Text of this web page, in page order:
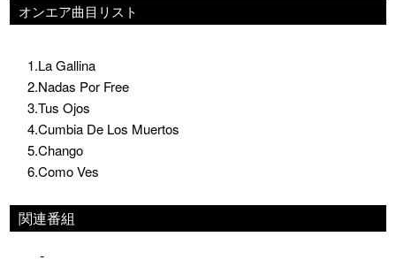
オンエア曲目リスト
1.La Gallina
2.Nadas Por Free
3.Tus Ojos
4.Cumbia De Los Muertos
5.Chango
6.Como Ves
関連番組
-